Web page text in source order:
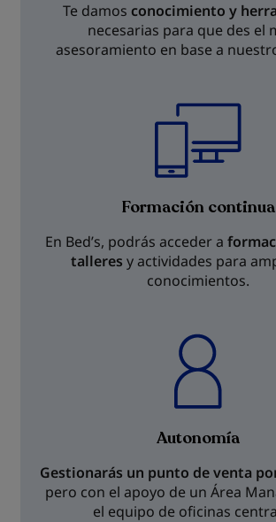
Te damos conocimiento y
necesarias para que des el
asesoramiento en base a
Formación continua
En Bed’s, podrás acceder a
talleres y actividades para
conocimientos.
Autonomía
Gestionarás un punto de venta
pero con el apoyo de un Área
el equipo de oficinas